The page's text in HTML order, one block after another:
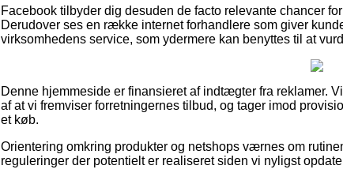
Facebook tilbyder dig desuden de facto relevante chancer
Derudover ses en række internet forhandlere som giver
virksomhedens service, som ydermere kan benyttes til at
Denne hjemmeside er finansieret af indtægter fra reklamer.
af at vi fremviser forretningernes tilbud, og tager imod
et køb.
Orientering omkring produkter og netshops værnes om
reguleringer der potentielt er realiseret siden vi nyligst